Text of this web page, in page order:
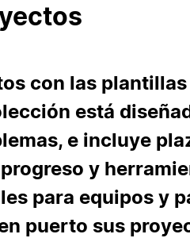
con las
está
e incluye
y
para equipos y
puerto sus